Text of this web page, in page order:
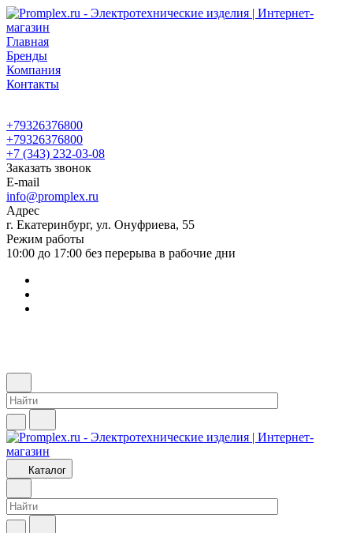
Главная
Бренды
Компания
Контакты
+79326376800
+79326376800
+7 (343) 232-03-08
Заказать звонок
E-mail
info@promplex.ru
Адрес
г. Екатеринбург, ул. Онуфриева, 55
Режим работы
10:00 до 17:00 без перерыва в рабочие дни
Каталог